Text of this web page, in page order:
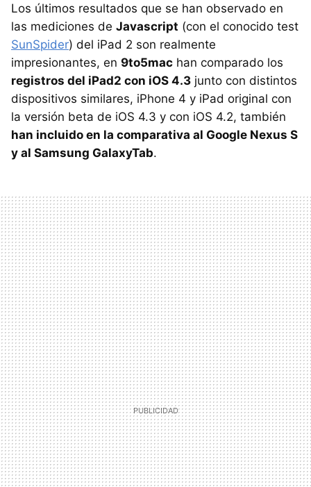
Los últimos resultados que se han observado en
las mediciones de Javascript (con el conocido test
SunSpider) del iPad 2 son realmente
impresionantes, en 9to5mac han comparado los
registros del iPad2 con iOS 4.3 junto con distintos
dispositivos similares, iPhone 4 y iPad original con
la versión beta de iOS 4.3 y con iOS 4.2, también
han incluido en la comparativa al Google Nexus S
y al Samsung GalaxyTab.